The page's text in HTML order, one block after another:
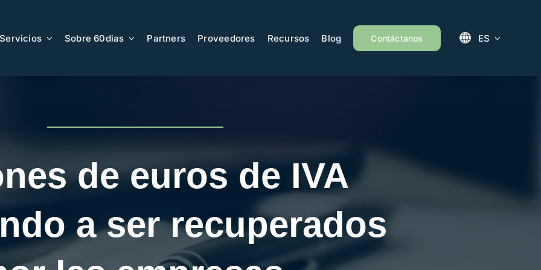
Servicios Sobre 60dias Partners Proveedores Recursos Blog Contáctanos ES
de euros de IVA
a ser recuperados